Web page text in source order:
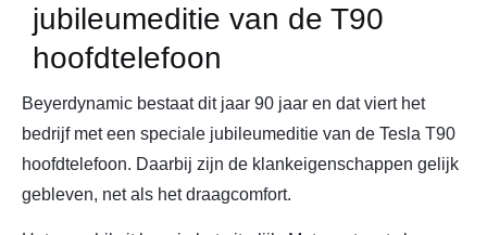
jubileumeditie van de T90
hoofdtelefoon
Beyerdynamic bestaat dit jaar 90 jaar en dat viert het
bedrijf met een speciale jubileumeditie van de Tesla T90
hoofdtelefoon. Daarbij zijn de klankeigenschappen gelijk
gebleven, net als het draagcomfort.